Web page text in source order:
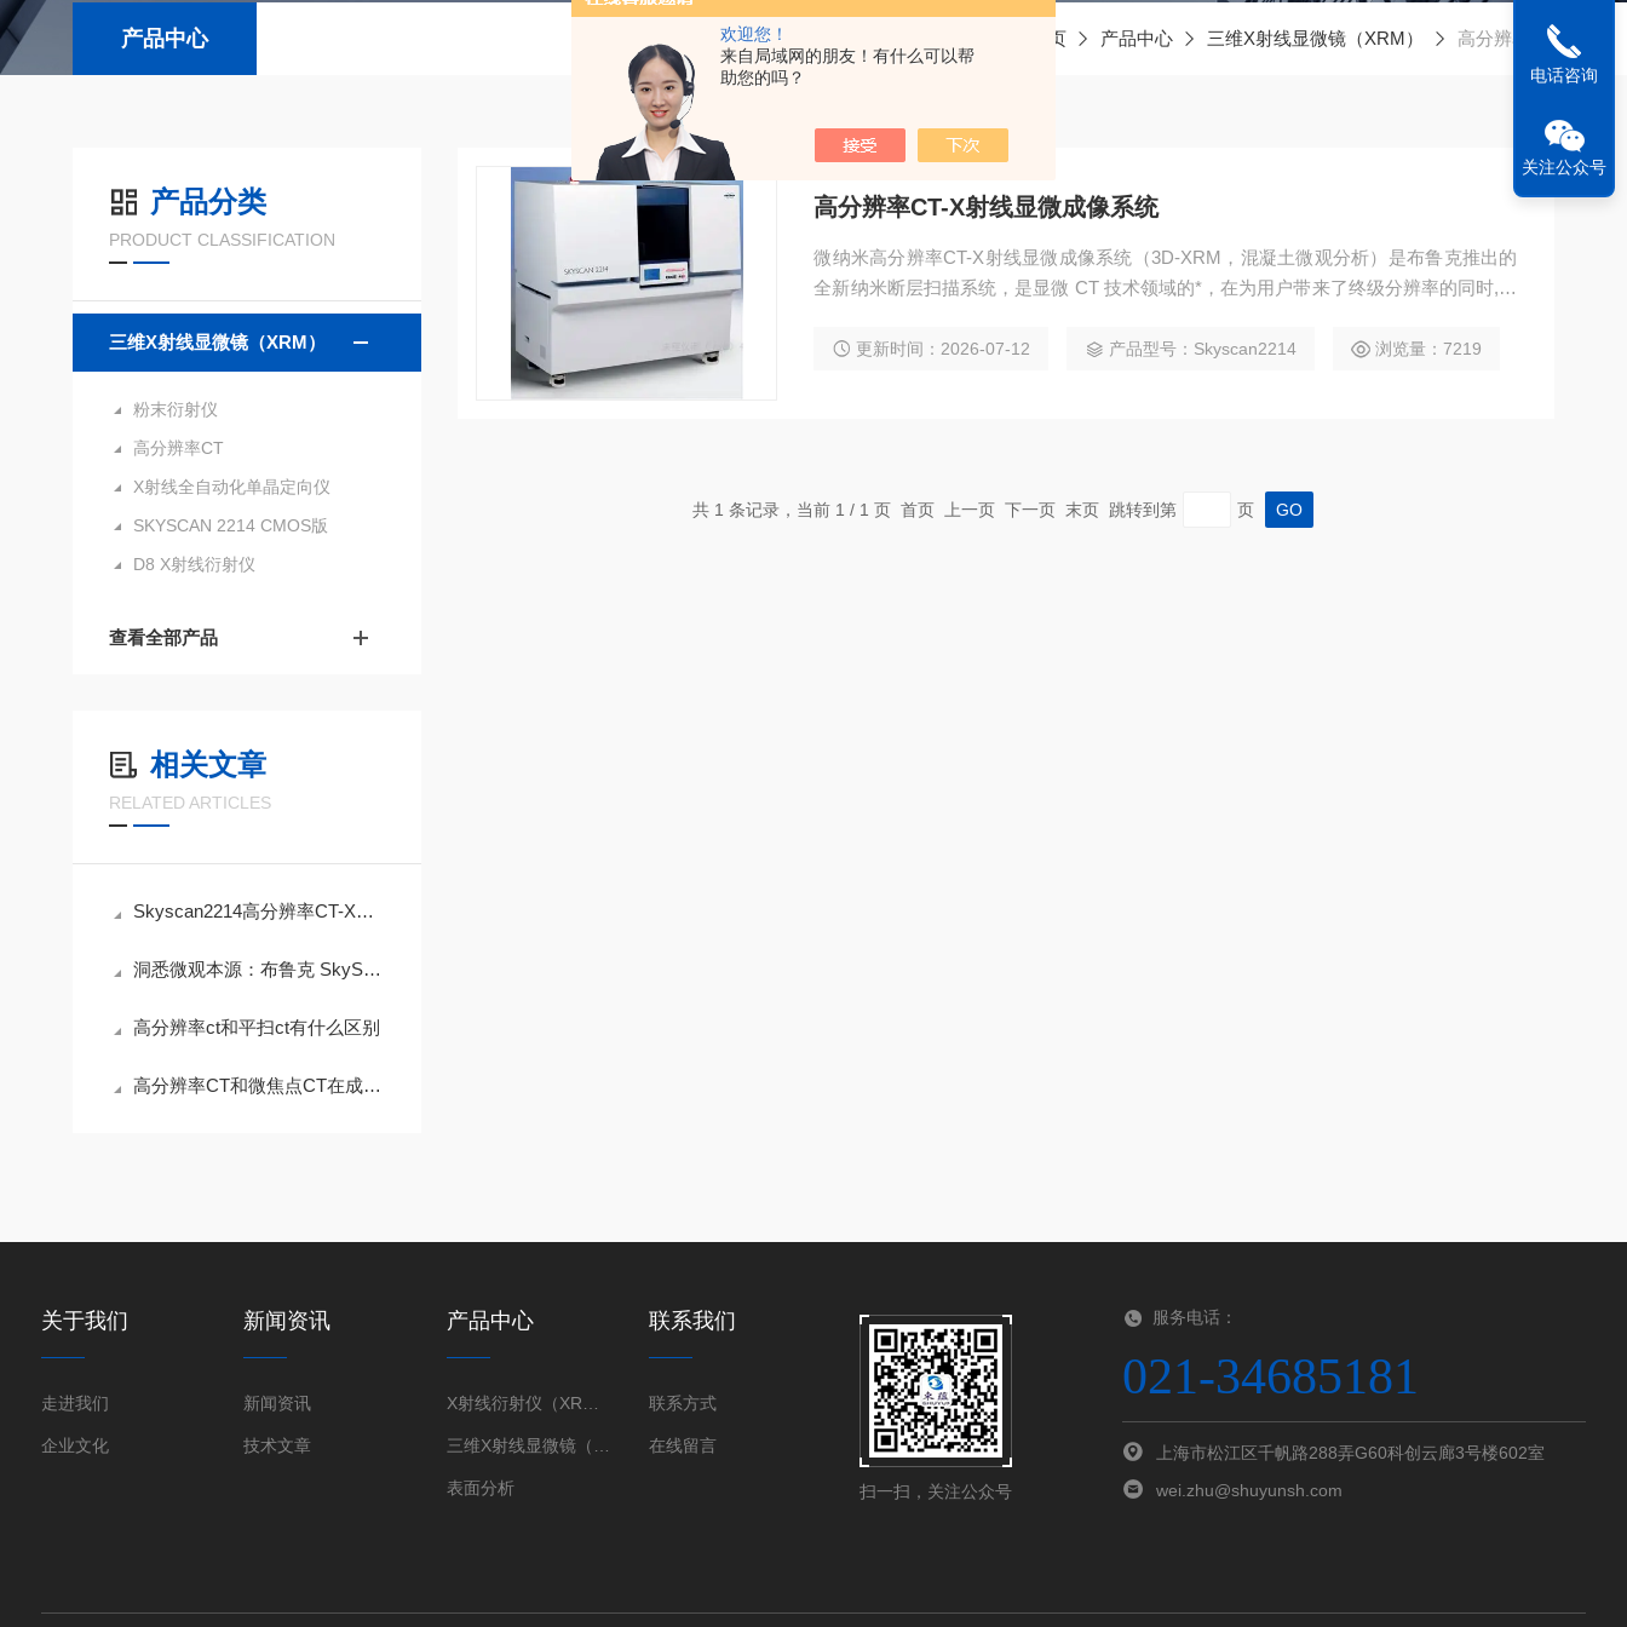
欢迎您！
来自局域网的朋友！有什么可以帮
助您的吗？
产品中心 首页 产品中心 三维X射线显微镜（XRM） 高分辨率CT
产品分类
PRODUCT CLASSIFICATION
三维X射线显微镜（XRM）
粉末衍射仪
高分辨率CT
X射线全自动化单晶定向仪
SKYSCAN 2214 CMOS版
D8 X射线衍射仪
查看全部产品
相关文章
RELATED ARTICLES
Skyscan2214高分辨率CT-X射线显微成像系统：纳米尺度，洞见微观世界
洞悉微观本源：布鲁克 SkyScan 2214 X射线显微成像系统
高分辨率ct和平扫ct有什么区别
高分辨率CT和微焦点CT在成像原理上有哪些具体的区别？
高分辨率CT-X射线显微成像系统
微纳米高分辨率CT-X射线显微成像系统（3D-XRM，混凝土微观分析）是布鲁克推出的
全新纳米断层扫描系统，是显微 CT 技术领域的*，在为用户带来了终级分辨率的同时,提
观分析） 的每个组件都融入了全新的技术，使其成为当今市场上性能、适用性都广泛的
更新时间：2026-07-12 产品型号：Skyscan2214 浏览量：7219
共 1 条记录，当前 1 / 1 页 首页 上一页 下一页 末页 跳转到第 页
关于我们
走进我们
企业文化
新闻资讯
新闻资讯
技术文章
产品中心
表面分析
联系我们
联系方式
在线留言
扫一扫，关注公众号
服务电话：
021-34685181
上海市松江区千帆路288弄G60科创云廊3号楼602室
wei.zhu@shuyunsh.com
电话咨询
关注公众号